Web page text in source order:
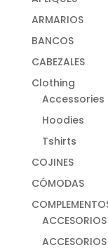
ARMARIOS
BANCOS
CABEZALES
Clothing
Accessories
Hoodies
Tshirts
COJINES
CÓMODAS
ACCESORIOS